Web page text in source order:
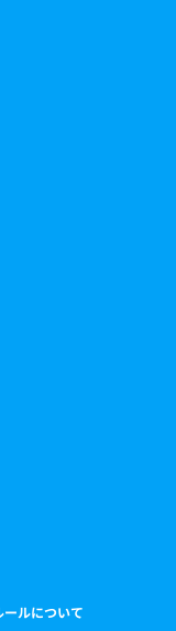
ルについて